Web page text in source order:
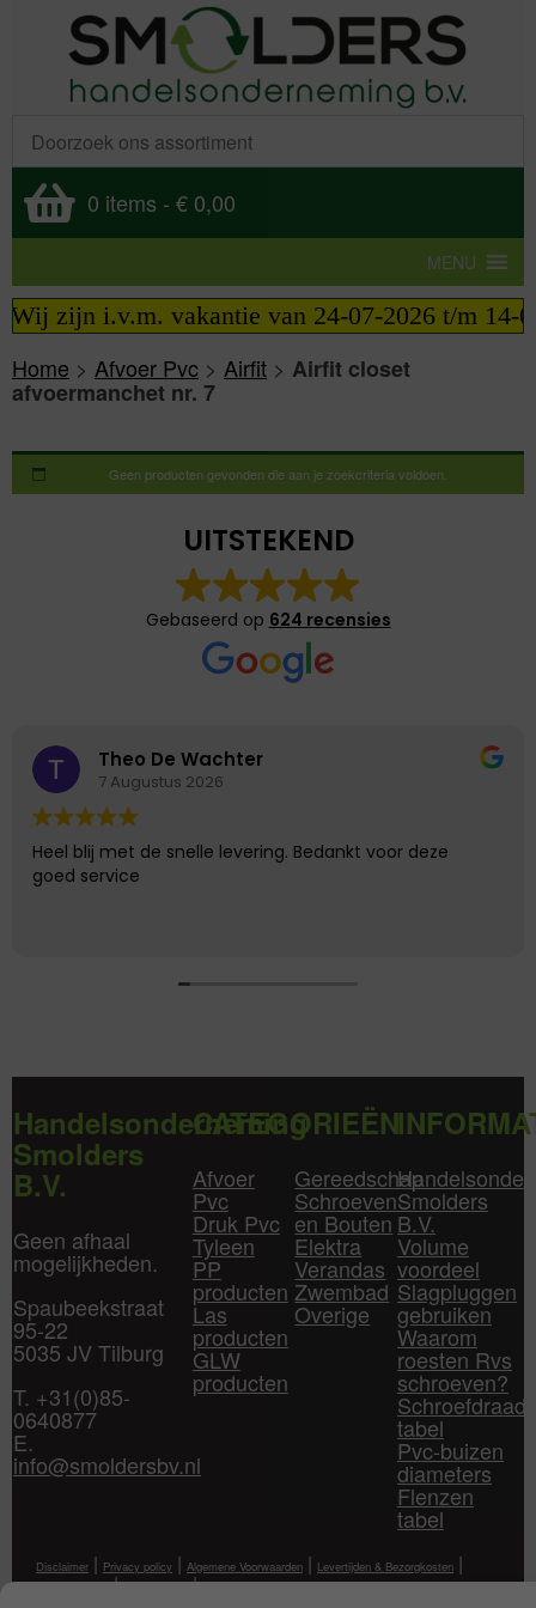
0 items - € 0,00
MENU
zijn i.v.m. vakantie van 24-07-2026 t/m 14-
Home > Afvoer Pvc > Airfit > Airfit closet
afvoermanchet nr. 7
Geen producten gevonden die aan je zoekcriteria voldoen.
UITSTEKEND
Gebaseerd op 624 recensies
Theo De Wachter
7 Augustus 2026
Heel blij met de snelle levering. Bedankt voor deze
goed service
Handelsonderneming
Smolders
B.V.
Geen afhaal
mogelijkheden.
Spaubeekstraat
95-22
5035 JV Tilburg
T. +31(0)85-
0640877
E.
info@smoldersbv.nl
CATEGORIEËN
Afvoer
Pvc
Druk Pvc
Tyleen
PP
producten
Las
producten
GLW
producten
Gereedschap
Schroeven
en Bouten
Elektra
Verandas
Zwembad
Overige
Smolders
B.V.
Volume
voordeel
Slagpluggen
gebruiken
Waarom
roesten Rvs
schroeven?
Schroefdraad
tabel
Pvc-buizen
diameters
Flenzen
tabel
Disclaimer | Privacy policy | Algemene Voorwaarden | Levertijden & Bezorgkosten |
Klantenservice|Mijn Account|Contact